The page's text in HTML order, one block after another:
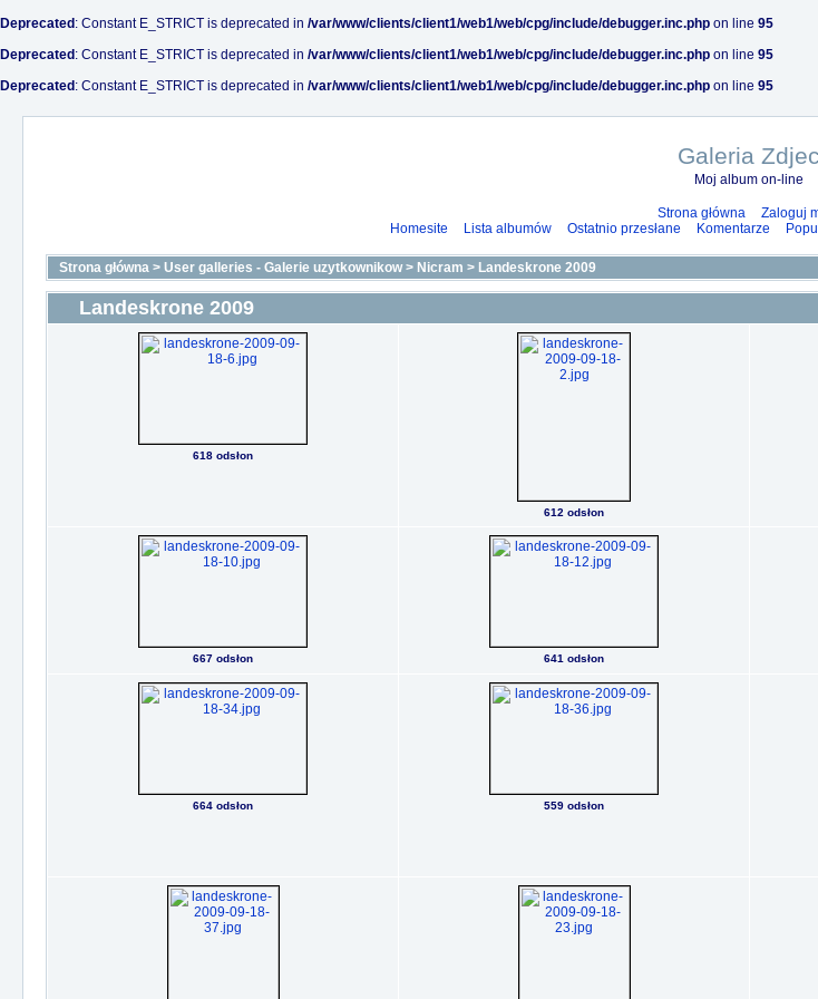
Deprecated : Constant E_STRICT is deprecated in /var/www/clients/client1/web1/web/cpg/include/debugger.inc.php on line 95
Deprecated : Constant E_STRICT is deprecated in /var/www/clients/client1/web1/web/cpg/include/debugger.inc.php on line 95
Deprecated : Constant E_STRICT is deprecated in /var/www/clients/client1/web1/web/cpg/include/debugger.inc.php on line 95
Galeria Zdjec
Moj album on-line
Strona główna
Zaloguj
Homesite
Lista albumów Ostatnio przesłane Komentarze
Strona główna > User galleries - Galerie uzytkownikow> Nicram > Landeskrone 2009
Landeskrone 2009
618 odsłon
612 odsłon
667 odsłon 641 odsłon
664 odsłon 559 odsłon